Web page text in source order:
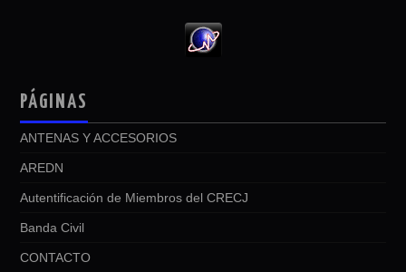
PÁGINAS
ANTENAS Y ACCESORIOS
AREDN
Autentificación de Miembros del CRECJ
Banda Civil
CONTACTO